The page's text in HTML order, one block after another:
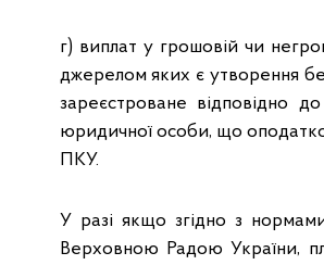
г) виплат у грошовій чи
джерелом яких є утворення
зареєстроване відповідно
юридичної особи, що
ПКУ.
У разі якщо згідно з
Верховною Радою України,